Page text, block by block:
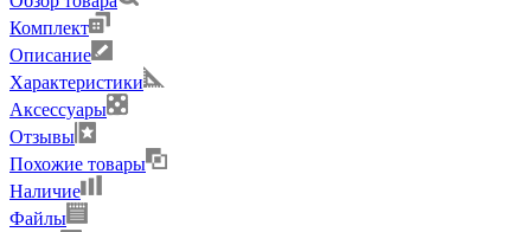
Комплект
Описание
Характеристики
Аксессуары
Отзывы
Похожие товары
Наличие
Файлы